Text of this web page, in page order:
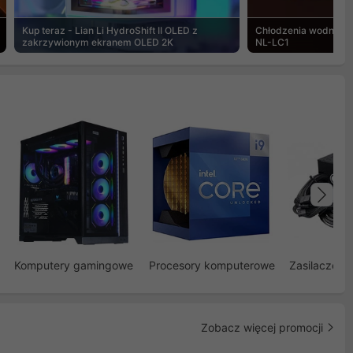
Kup teraz - Lian Li HydroShift II OLED z
zakrzywionym ekranem OLED 2K
Chłodzenia wodne
NL-LC1
Komputery gamingowe Procesory komputerowe Zasilacze
Zobacz więcej promocji